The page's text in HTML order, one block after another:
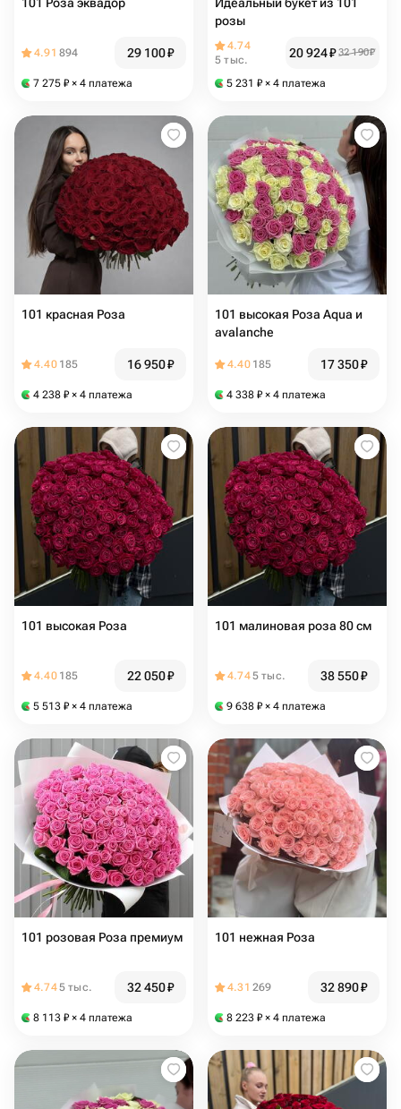
4.91 894 29 100₽
7 275 ₽ × 4 платежа
розы
4.74
5 тыс.
20 924₽ 32 190₽
5 231 ₽ × 4 платежа
101 красная Роза
4.40 185 16 950₽
4 238 ₽ × 4 платежа
101 высокая Роза Aqua и
avalanche
4.40 185 17 350₽
4 338 ₽ × 4 платежа
101 высокая Роза
4.40 185 22 050₽
5 513 ₽ × 4 платежа
101 малиновая роза 80 см
4.745 тыс. 38 550₽
9 638 ₽ × 4 платежа
101 розовая Роза премиум
4.745 тыс. 32 450₽
8 113 ₽ × 4 платежа
101 нежная Роза
4.31 269 32 890₽
8 223 ₽ × 4 платежа